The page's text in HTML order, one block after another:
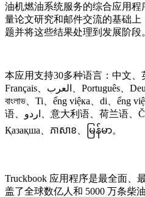
油机燃油系统服务的综合应用程
量论文研究和邮件交流的基础
题并将这些结果处理到发展阶段
本应用支持30多种语言：中文、
Français、العرب、Português、Deutsch、Orang indonesia、हिन、
বাংলাভ、Ti、ếng việка、di、ếng
语、اردو、意大利语、荷兰语、Česky、አማርኛ、فارس、
Қазақша、ភាសាខ、မြန်မာ。
Truckbook 应用程序是最全面、
盖了全球数亿人和 5000 万条柴